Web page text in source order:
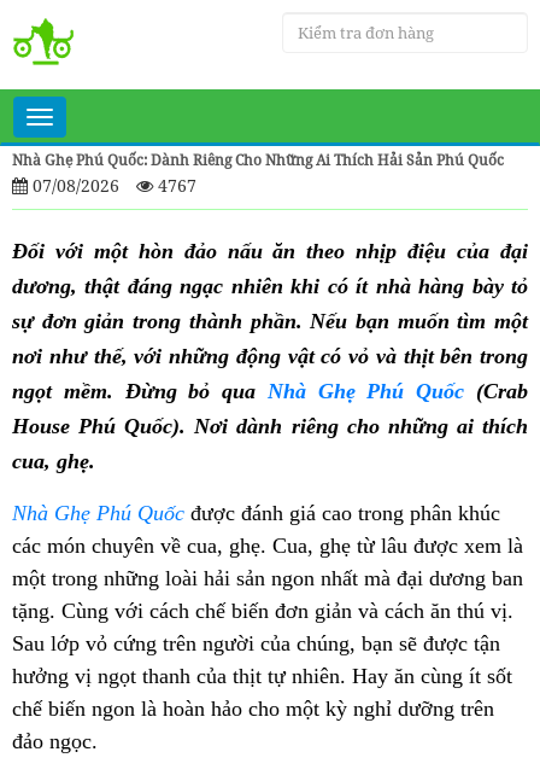
Toggle
navigation
Nhà Ghẹ Phú Quốc: Dành Riêng Cho Những Ai Thích Hải Sản Phú Quốc
07/08/2026 4767
Đối với một hòn đảo nấu ăn theo nhịp điệu của đại
dương, thật đáng ngạc nhiên khi có ít nhà hàng bày tỏ
sự đơn giản trong thành phần. Nếu bạn muốn tìm một
nơi như thế, với những động vật có vỏ và thịt bên trong
ngọt mềm. Đừng bỏ qua Nhà Ghẹ Phú Quốc (Crab
House Phú Quốc). Nơi dành riêng cho những ai thích
cua, ghẹ.
Nhà Ghẹ Phú Quốc được đánh giá cao trong phân khúc
các món chuyên về cua, ghẹ. Cua, ghẹ từ lâu được xem là
một trong những loài hải sản ngon nhất mà đại dương ban
tặng. Cùng với cách chế biến đơn giản và cách ăn thú vị.
Sau lớp vỏ cứng trên người của chúng, bạn sẽ được tận
hưởng vị ngọt thanh của thịt tự nhiên. Hay ăn cùng ít sốt
chế biến ngon là hoàn hảo cho một kỳ nghỉ dưỡng trên
đảo ngọc.